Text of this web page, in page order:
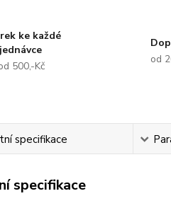
ke každé
500,-Kč
od
specifikace
specifikace